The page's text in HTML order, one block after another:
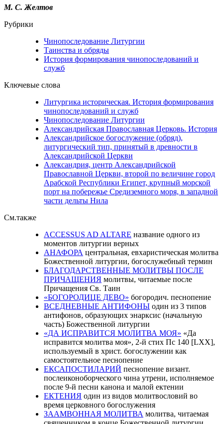
М. С. Желтов
Рубрики
Чинопоследование Литургии
Таинства и обряды
История формирования чинопоследований и
служб
Ключевые слова
Литургика историческая. История формирования
чинопоследований и служб
Чинопоследование Литургии
Александрийская Православная Церковь. История
Александрийское богослужение (обряд),
литургический тип, принятый в древности в
Александрийской Церкви
Александрия, центр Александрийской
Православной Церкви, второй по величине город
Арабской Республики Египет, крупный морской
порт на побережье Средиземного моря, в западной
части дельты Нила
См.также
ACCESSUS AD ALTARE название одного из
моментов литургии верных
АНАФОРА центральная, евхаристическая молитва
Божественной литургии, богослужебный термин
БЛАГОДАРСТВЕННЫЕ МОЛИТВЫ ПОСЛЕ
ПРИЧАЩЕНИЯ молитвы, читаемые после
Причащения Св. Таин
«БОГОРОДИЦЕ ДЕВО» богородич. песнопение
ВСЕДНЕВНЫЕ АНТИФОНЫ один из 3 типов
антифонов, образующих энарксис (начальную
часть) Божественной литургии
«ДА ИСПРАВИТСЯ МОЛИТВА МОЯ» «Да
исправится молитва моя», 2-й стих Пс 140 [LXX],
используемый в христ. богослужении как
самостоятельное песнопение
ЕКСАПОСТИЛАРИЙ песнопение визант.
послеиконоборческого чина утрени, исполняемое
после 9-й песни канона и малой ектении
ЕКТЕНИЯ один из видов молитвословий во
время церковного богослужения
ЗААМВОННАЯ МОЛИТВА молитва, читаемая